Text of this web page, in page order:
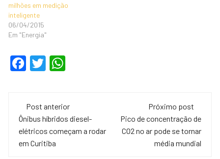
milhões em medição
inteligente
06/04/2015
Em "Energia"
F
e
b
o
T
er s
A
Navegação
de
post
Post anterior
Ônibus híbridos diesel-
elétricos começam a rodar
em Curitiba
Próximo post
Pico de concentração de
CO2 no ar pode se tornar
média mundial